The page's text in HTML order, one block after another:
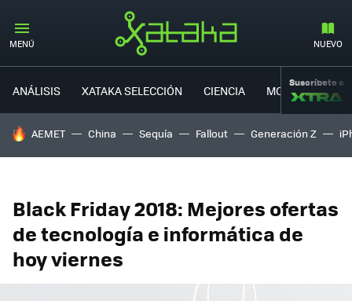
MENÚ NUEVO
ANÁLISIS XATAKA SELECCIÓN CIENCIA MOVILIDAD
Suscríbete a
HOY SE HABLA DE
AEMET China Sequía Fallout Generación Z
Black Friday 2018: Mejores ofertas
de tecnología e informática de
hoy viernes